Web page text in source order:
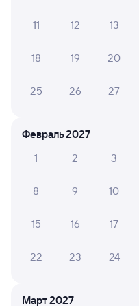
8,3
по этому
Мы отображаем
4
06 августа 2026 •
проводнике 7 вагона
11 12 13
18 19 20
25 26 27
Февраль 2027
1
2 3
8 9 10
15 16 17
22 23 24
Март 2027